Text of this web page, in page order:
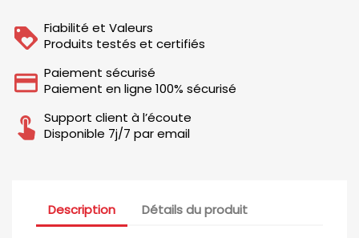
Fiabilité et Valeurs
Produits testés et certifiés
Paiement sécurisé
Paiement en ligne 100% sécurisé
Support client à l’écoute
Disponible 7j/7 par email
Description Détails du produit